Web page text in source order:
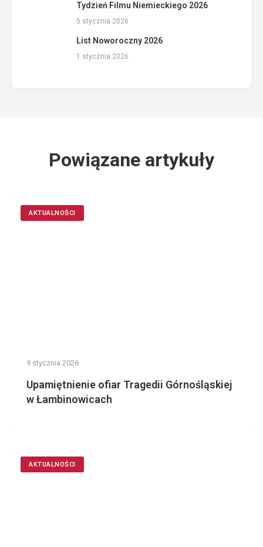
Tydzień Filmu Niemieckiego 2026
5 stycznia 2026
List Noworoczny 2026
1 stycznia 2026
Powiązane artykuły
AKTUALNOŚCI
9 stycznia 2026
Upamiętnienie ofiar Tragedii Górnośląskiej
w Łambinowicach
AKTUALNOŚCI